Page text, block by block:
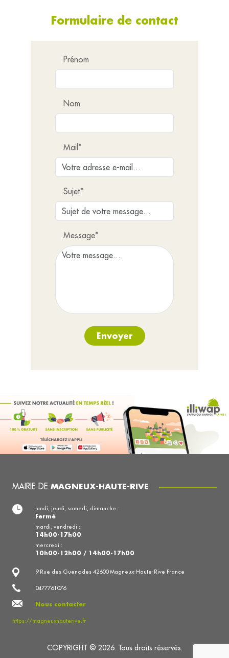
Formulaire de contact
Prénom
Nom
Mail*
Sujet*
Message*
Envoyer
MAIRIE DE MAGNEUX-HAUTE-RIVE
9 Rue des Guenodes 42600 Magneux-Haute-Rive France
0477761076
Nous contacter
https://magneuxhauterive.fr
lundi, jeudi, samedi, dimanche :
Fermé
mardi, vendredi :
14h00-17h00
mercredi :
10h00-12h00 / 14h00-17h00
COPYRIGHT © 2026. Tous droits réservés.